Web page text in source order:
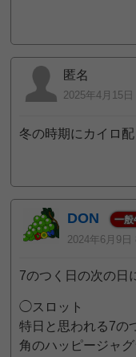
匿名
2025年4月15日
冬の時期にカイロ
DON 一般
2024年6月9日
7のつく日の次の日
◯スロット
特日と思われる7の
角のハッピージャ